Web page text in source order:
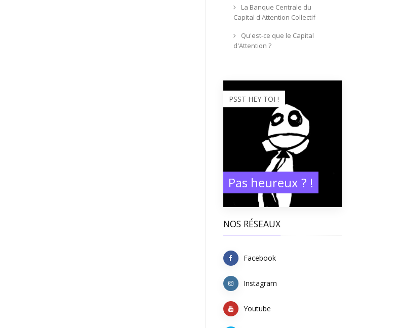
La Banque Centrale du
Capital d'Attention Collectif
Qu'est-ce que le Capital
d'Attention ?
PSST HEY TOI !
Pas heureux ? !
NOS RÉSEAUX
Facebook
Instagram
Youtube